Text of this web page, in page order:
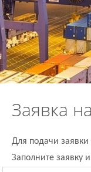
Заявка
Для подачи
Заполните заявку